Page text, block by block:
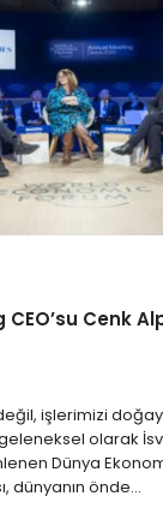
Cenk
işlerimizi
olarak
Dünya
dünyanın önde…